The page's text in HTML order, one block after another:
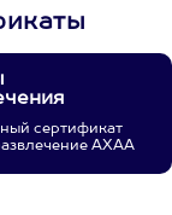
сертификат
АХАА